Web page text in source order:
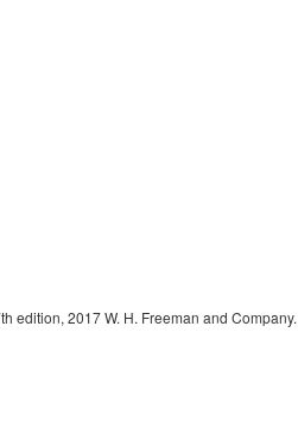
edition, 2017 W. H. Freeman and Company.